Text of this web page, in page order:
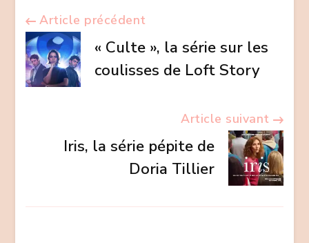
Navigation
d’article
Article précédent
« Culte », la série sur les
coulisses de Loft Story
Article suivant
Iris, la série pépite de
Doria Tillier